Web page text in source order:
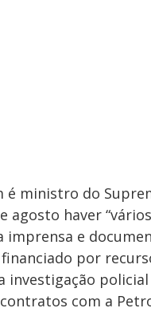
é ministro do
agosto haver
imprensa e
por
investigação
com a